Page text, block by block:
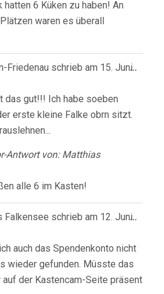
hatten 6 Küken zu haben! An
waren es überall
Friedenau schrieb am 15. Juni
das gut!!! Ich habe soeben
erste kleine Falke obrn sitzt.
Antwort von: Matthias
alle 6 im Kasten!
...
Falkensee schrieb am 12. Juni
auch das Spendenkonto nicht
wieder gefunden. Müsste das
auf der Kastencam-Seite präsent
...